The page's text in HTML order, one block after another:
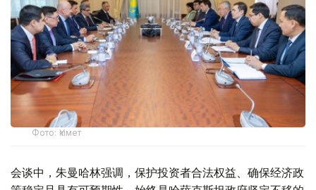
Фото: Үкімет
会谈中，朱曼哈林强调，保护投资者合法权益、确保经济政